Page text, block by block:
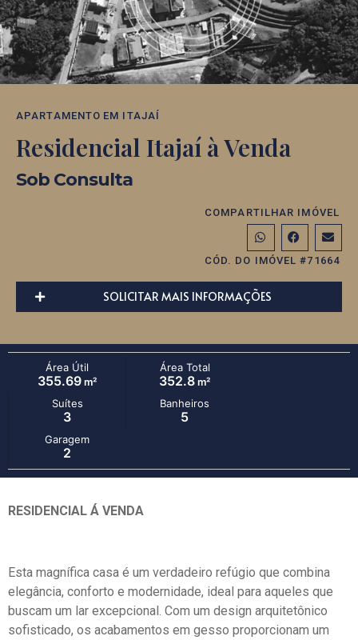
APARTAMENTO EM ITAJAÍ
Residencial Itajaí à Venda
Sob Consulta
COMPARTILHAR IMÓVEL
CÓD. DO IMÓVEL #71664
SOLICITAR MAIS INFORMAÇÕES
Área Útil
355.69m²
Área Total
352.8 m²
Suítes
3
Banheiros
5
Garagem
2
RESIDENCIAL Á VENDA
Esta magnífica casa é um verdadeiro refúgio que combina
elegância, conforto e modernidade, ideal para aqueles que
buscam um lar excepcional. Com um design arquitetônico
sofisticado, os acabamentos em gesso proporcionam um